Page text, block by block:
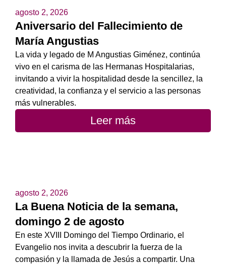
agosto 2, 2026
Aniversario del Fallecimiento de
María Angustias
La vida y legado de M Angustias Giménez, continúa
vivo en el carisma de las Hermanas Hospitalarias,
invitando a vivir la hospitalidad desde la sencillez, la
creatividad, la confianza y el servicio a las personas
más vulnerables.
Leer más
agosto 2, 2026
La Buena Noticia de la semana,
domingo 2 de agosto
En este XVIII Domingo del Tiempo Ordinario, el
Evangelio nos invita a descubrir la fuerza de la
compasión y la llamada de Jesús a compartir. Una